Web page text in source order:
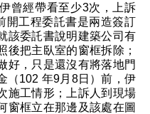
曾經帶看至少3次，上訴
開工程委託書是兩造簽訂
該委託書說明建築公司有
後把主臥室的窗框拆除；
好，只是還沒有將落地門
（102 年9月8日）前，伊
施工情形；上訴人到現場
窗框立在那邊及該處在圖